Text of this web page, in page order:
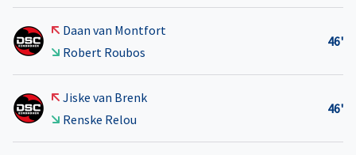
Daan van Montfort
Robert Roubos
46'
Jiske van Brenk
Renske Relou
46'